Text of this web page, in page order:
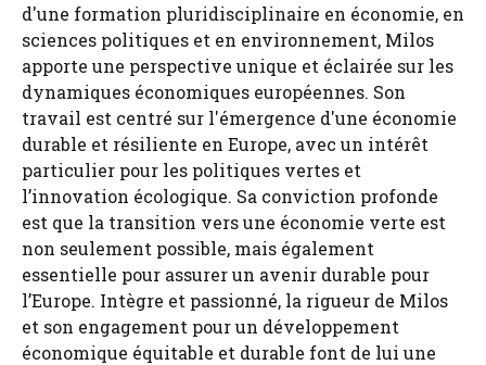
d'une formation pluridisciplinaire en économie, en
sciences politiques et en environnement, Milos
apporte une perspective unique et éclairée sur les
dynamiques économiques européennes. Son
travail est centré sur l'émergence d'une économie
durable et résiliente en Europe, avec un intérêt
particulier pour les politiques vertes et
l’innovation écologique. Sa conviction profonde
est que la transition vers une économie verte est
non seulement possible, mais également
essentielle pour assurer un avenir durable pour
l’Europe. Intègre et passionné, la rigueur de Milos
et son engagement pour un développement
économique équitable et durable font de lui une